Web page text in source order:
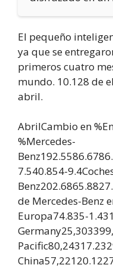
El pequeño
ya que se
primeros cuatro
mundo. 10.128 de
abril.
AbrilCambio en
%Mercedes-
7.540.854-
de Mercedes-Benz
Europa74.835-